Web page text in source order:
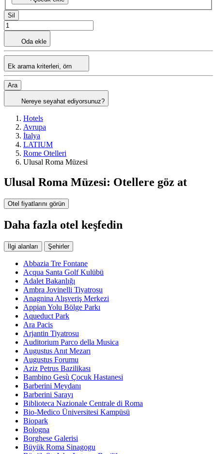
Sil
Oda ekle
Ek arama kriterleri, örn
Ara
Nereye seyahat ediyorsunuz?
Hotels
Avrupa
İtalya
LATIUM
Rome Otelleri
Ulusal Roma Müzesi
Ulusal Roma Müzesi: Otellere göz at
Otel fiyatlarını görün
Daha fazla otel keşfedin
İlgi alanları Şehirler
Abbazia Tre Fontane
Acqua Santa Golf Kulübü
Adalet Bakanlığı
Ambra Jovinelli Tiyatrosu
Anagnina Alışveriş Merkezi
Appian Yolu Bölge Parkı
Aqueduct Park
Ara Pacis
Arjantin Tiyatrosu
Auditorium Parco della Musica
Augustus Anıt Mezarı
Augustus Forumu
Aziz Petrus Bazilikası
Bambino Gesù Çocuk Hastanesi
Barberini Meydanı
Barberini Sarayı
Biblioteca Nazionale Centrale di Roma
Bio-Medico Üniversitesi Kampüsü
Biopark
Bologna
Borghese Galerisi
Büyük Roma Sinagogu